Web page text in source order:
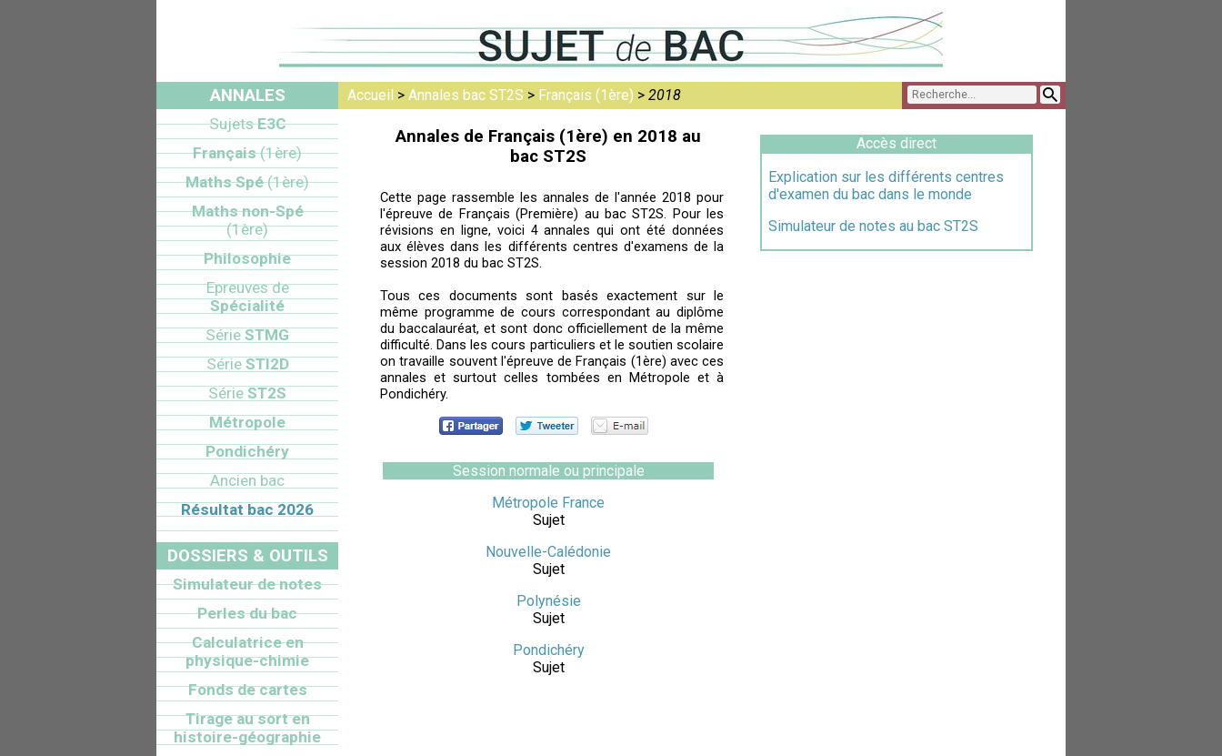
Accueil > Annales bac ST2S > Français (1ère) > 2018
Annales de Français (1ère) en 2018 au
bac ST2S
Cette page rassemble les annales de l'année 2018 pour
l'épreuve de Français (Première) au bac ST2S. Pour les
révisions en ligne, voici 4 annales qui ont été données
aux élèves dans les différents centres d'examens de la
session 2018 du bac ST2S.
Tous ces documents sont basés exactement sur le
même programme de cours correspondant au diplôme
du baccalauréat, et sont donc officiellement de la même
difficulté. Dans les cours particuliers et le soutien scolaire
on travaille souvent l'épreuve de Français (1ère) avec ces
annales et surtout celles tombées en Métropole et à
Pondichéry.
Session normale ou principale
Métropole France
Sujet
Nouvelle-Calédonie
Sujet
Polynésie
Sujet
Pondichéry
Sujet
Accès direct
Explication sur les différents centres
d'examen du bac dans le monde
Simulateur de notes au bac ST2S
ANNALES
SujetsE3C
Français(1ère)
Maths Spé(1ère)
Maths non-Spé
(1ère)
Philosophie
Epreuves de
Spécialité
Série STMG
SérieSTI2D
Série ST2S
Métropole
Pondichéry
Ancien bac
Résultat bac 2026
DOSSIERS & OUTILS
Simulateur de notes
Perles du bac
Calculatrice en
physique-chimie
Fonds de cartes
Tirage au sort en
histoire-géographie